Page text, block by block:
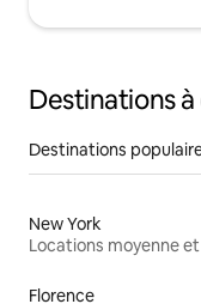
Destinations
Destinations
New York
Florence